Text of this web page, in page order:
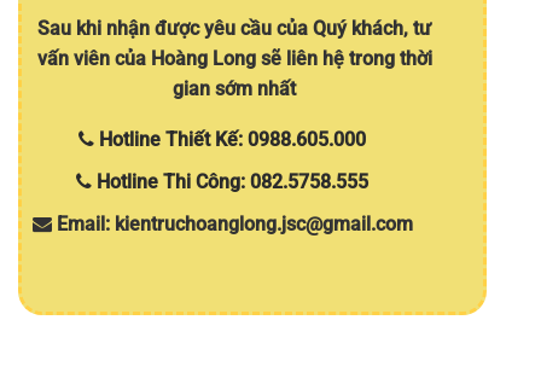
Sau khi nhận được yêu cầu của Quý khách, tư
vấn viên của Hoàng Long sẽ liên hệ trong thời
gian sớm nhất
Hotline Thiết Kế: 0988.605.000
Hotline Thi Công: 082.5758.555
Email: kientruchoanglong.jsc@gmail.com